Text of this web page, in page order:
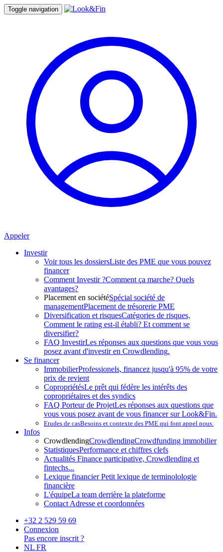
Toggle navigation
Appeler
Investir
Voir tous les dossiersListe des PME que vous pouvez
financer
Comment Investir ?Comment ça marche? Quels
avantages?
Placement en sociétéSpécial société de
managementPlacement de trésorerie PME
Diversification et risquesCatégories de risques,
Comment le rating est-il établi? Et comment se
diversifier?
FAQ InvestirLes réponses aux questions que vous vous
posez avant d'investir en Crowdlending.
Se financer
ImmobilierProfessionels, financez jusqu'à 95% de votre
prix de revient
CopropriétésLe prêt qui fédère les intérêts des
copropriétaires et des syndics
FAQ Porteur de ProjetLes réponses aux questions que
vous vous posez avant de vous financer sur Look&Fin.
Etudes de casBesoins et contexte des PME qui font appel nous.
Infos
CrowdlendingCrowdlendingCrowdfunding immobilier
StatistiquesPerformance et chiffres clefs
Actualités Finance participative, Crowdlending et
fintechs...
Lexique financierPetit lexique de terminolologie
financière
L'équipeLa team derrière la plateforme
Contact Adresse et coordonnées
+32 2 529 59 69
Connexion
Pas encore inscrit ?
NL FR